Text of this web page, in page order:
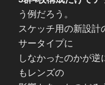
う例だろう。
スケッチ用の新設計
サータイプに
しなかったのかが
もレンズの